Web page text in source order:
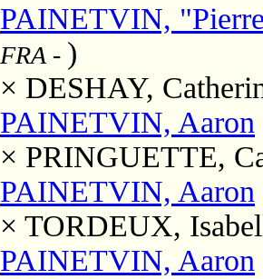
PAINETVIN,
FRA - )
× DESHAY,
PAINETVIN, Aaron
× PRINGUETTE,
PAINETVIN, Aaron
× TORDEUX,
PAINETVIN, Aaron